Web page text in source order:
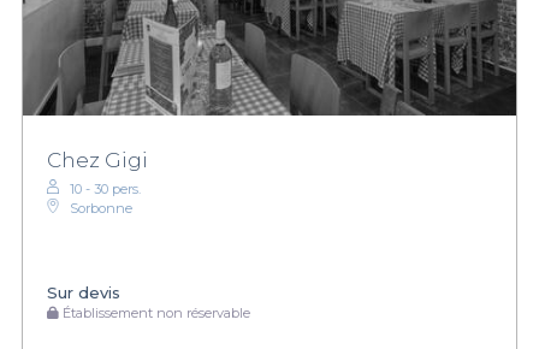
Chez Gigi
10 - 30 pers.
Sorbonne
Sur devis
Établissement non réservable